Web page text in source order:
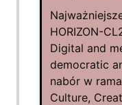
HORIZON-
Digital and
democratic
nabór w
Culture,